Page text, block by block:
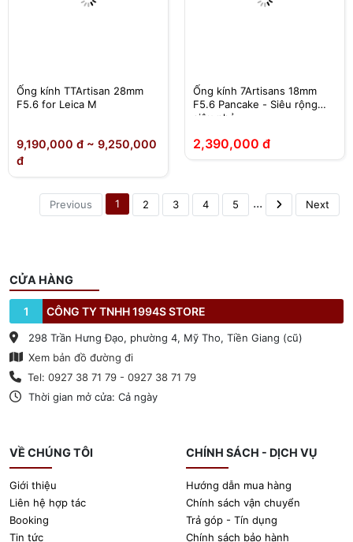
Ống kính TTArtisan 28mm
F5.6 for Leica M
9,190,000 đ ~ 9,250,000
đ
Ống kính 7Artisans 18mm
F5.6 Pancake - Siêu rộng
siêu nhỏ
2,390,000 đ
Previous 1 2 3 4 5 ... Next
CỬA HÀNG
1 CÔNG TY TNHH 1994S STORE
298 Trần Hưng Đạo, phường 4, Mỹ Tho, Tiền Giang (cũ)
Xem bản đồ đường đi
Tel: 0927 38 71 79 - 0927 38 71 79
Thời gian mở cửa: Cả ngày
VỀ CHÚNG TÔI
Giới thiệu
Liên hệ hợp tác
Booking
Tin tức
CHÍNH SÁCH - DỊCH VỤ
Hướng dẫn mua hàng
Chính sách vận chuyển
Trả góp - Tín dụng
Chính sách bảo hành